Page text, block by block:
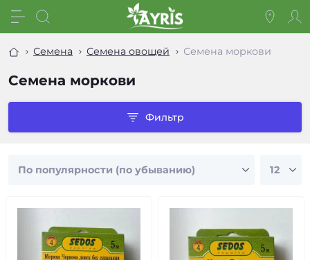
Семена Семена овощей Семена моркови
Семена моркови
Фильтр